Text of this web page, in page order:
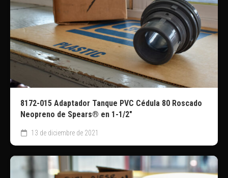
8172-015 Adaptador Tanque PVC Cédula 80 Roscado
Neopreno de Spears® en 1-1/2″
13 de diciembre de 2021